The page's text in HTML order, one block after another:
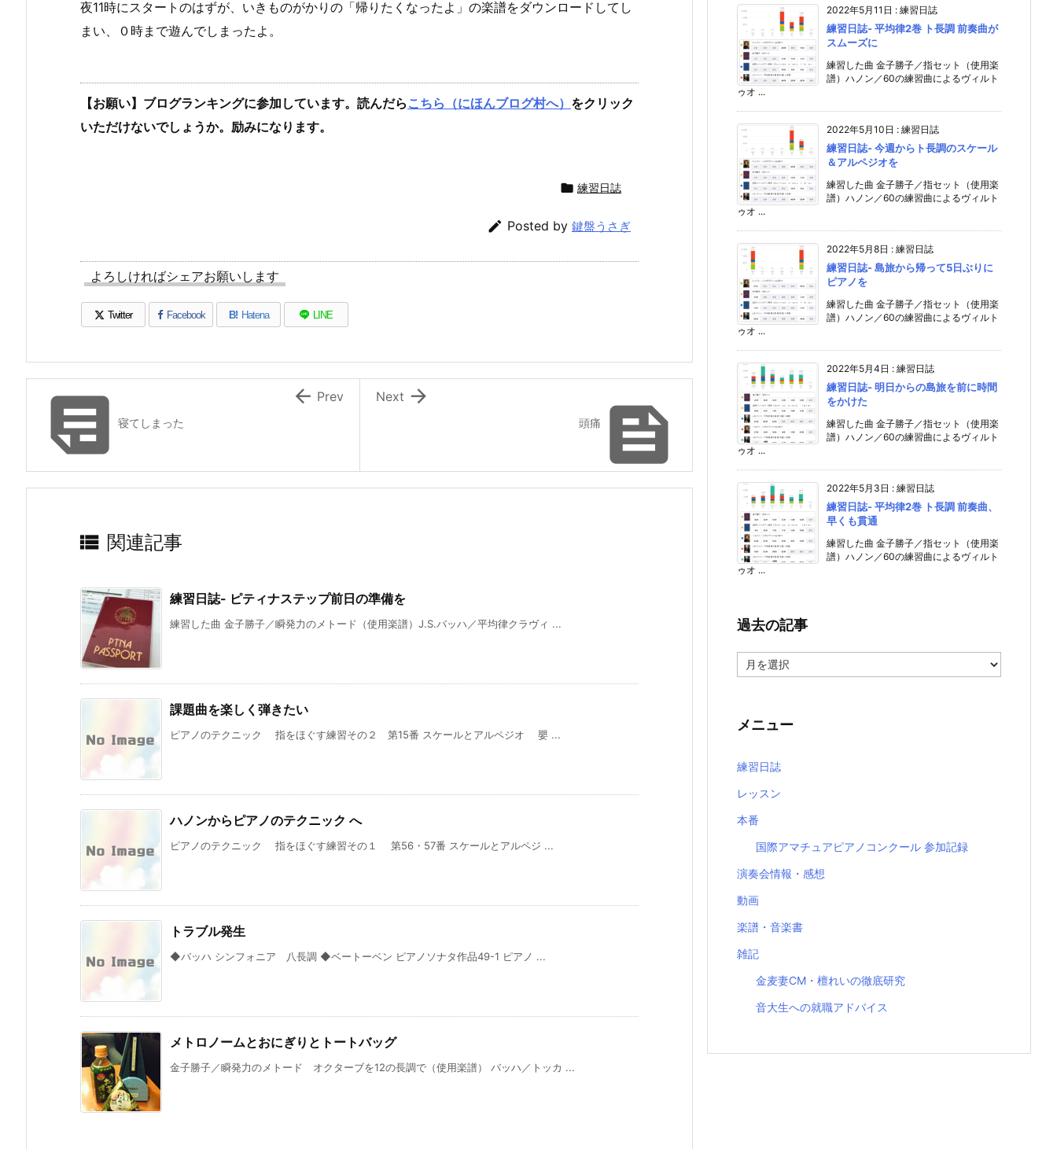
夜11時にスタートのはずが、いきものがかりの「帰りたくなったよ」の楽譜をダウンロードしてし
まい、０時まで遊んでしまったよ。
【お願い】ブログランキングに参加しています。読んだら こちら（にほんブログ村へ） をクリック
いただけないでしょうか。励みになります。
 練習日誌
 Posted by 鍵盤うさぎ
よろしければシェアお願いします
Twitter Facebook B! Hatena LINE

頭痛

Next
寝てしまった
 Prev
 関連記事
練習日誌- ピティナステップ前日の準備を
練習した曲 金子勝子／瞬発力のメトード（使用楽譜）J.S.バッハ／平均律クラヴィ ...
課題曲を楽しく弾きたい
ピアノのテクニック 指をほぐす練習その２ 第15番 スケールとアルペジオ 嬰 ...
ハノンからピアノのテクニック へ
ピアノのテクニック 指をほぐす練習その１ 第56・57番 スケールとアルペジ ...
トラブル発生
◆バッハ シンフォニア 八長調 ◆ベートーベン ピアノソナタ作品49-1 ピアノ ...
メトロノームとおにぎりとトートバッグ
金子勝子／瞬発力のメトード オクターブを12の長調で（使用楽譜） バッハ／トッカ ...
2022年5月11日 : 練習日誌
練習日誌- 平均律2巻 ト長調 前奏曲が
スムーズに
練習した曲 金子勝子／指セット（使用楽
譜）ハノン／60の練習曲によるヴィルト
ゥオ ...
2022年5月10日 : 練習日誌
練習日誌- 今週からト長調のスケール
＆アルペジオを
練習した曲 金子勝子／指セット（使用楽
譜）ハノン／60の練習曲によるヴィルト
ゥオ ...
2022年5月8日 : 練習日誌
練習日誌- 島旅から帰って5日ぶりに
ピアノを
練習した曲 金子勝子／指セット（使用楽
譜）ハノン／60の練習曲によるヴィルト
ゥオ ...
2022年5月4日 : 練習日誌
練習日誌- 明日からの島旅を前に時間
をかけた
練習した曲 金子勝子／指セット（使用楽
譜）ハノン／60の練習曲によるヴィルト
ゥオ ...
2022年5月3日 : 練習日誌
練習日誌- 平均律2巻 ト長調 前奏曲、
早くも貫通
練習した曲 金子勝子／指セット（使用楽
譜）ハノン／60の練習曲によるヴィルト
ゥオ ...
過去の記事
去
事
メニュー
練習日誌
レッスン
本番
国際アマチュアピアノコンクール 参加記録
演奏会情報・感想
動画
楽譜・音楽書
雑記
金麦妻CM・檀れいの徹底研究
音大生への就職アドバイス